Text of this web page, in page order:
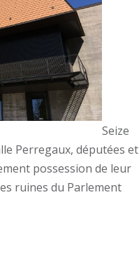
Seize
Perregaux, députées et
possession de leur
ruines du Parlement